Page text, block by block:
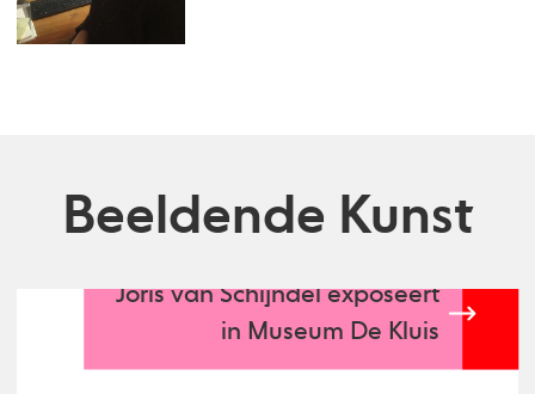
Beeldende Kunst
Joris van Schijndel exposeert
in Museum De Kluis